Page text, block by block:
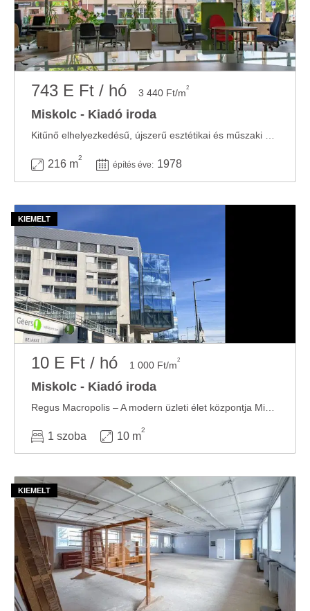
743 E Ft / hó 3 440 Ft/m2
Miskolc - Kiadó iroda
216 m
2
építés éve: 1978
10 E Ft / hó 1 000 Ft/m2
Miskolc - Kiadó iroda
1 szoba 10 m
2